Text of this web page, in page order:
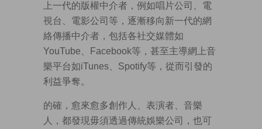
上一代的版權中介者，例如唱片公司、電
視台、電影公司等，逐漸移向新一代的網
絡傳播中介者，包括各社交媒體如
YouTube、Facebook等，甚至主導網上音
樂平台如iTunes、Spotify等，從而引發的
利益爭奪。
的確，愈來愈多創作人、表演者、音樂
人，都發現毋須透過傳統娛樂公司，也可